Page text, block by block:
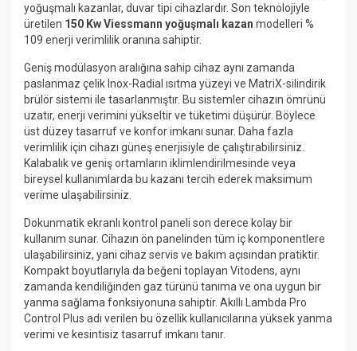
yoğuşmalı kazanlar, duvar tipi cihazlardır. Son teknolojiyle
üretilen 150 Kw Viessmann yoğuşmalı kazan modelleri %
109 enerji verimlilik oranına sahiptir.
Geniş modülasyon aralığına sahip cihaz aynı zamanda
paslanmaz çelik Inox-Radial ısıtma yüzeyi ve MatriX-silindirik
brülör sistemi ile tasarlanmıştır. Bu sistemler cihazın ömrünü
uzatır, enerji verimini yükseltir ve tüketimi düşürür. Böylece
üst düzey tasarruf ve konfor imkanı sunar. Daha fazla
verimlilik için cihazı güneş enerjisiyle de çalıştırabilirsiniz.
Kalabalık ve geniş ortamların iklimlendirilmesinde veya
bireysel kullanımlarda bu kazanı tercih ederek maksimum
verime ulaşabilirsiniz.
Dokunmatik ekranlı kontrol paneli son derece kolay bir
kullanım sunar. Cihazın ön panelinden tüm iç komponentlere
ulaşabilirsiniz, yani cihaz servis ve bakım açısından pratiktir.
Kompakt boyutlarıyla da beğeni toplayan Vitodens, aynı
zamanda kendiliğinden gaz türünü tanıma ve ona uygun bir
yanma sağlama fonksiyonuna sahiptir. Akıllı Lambda Pro
Control Plus adı verilen bu özellik kullanıcılarına yüksek yanma
verimi ve kesintisiz tasarruf imkanı tanır.